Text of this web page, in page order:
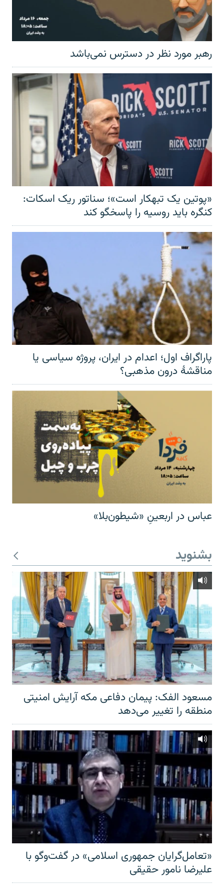
رهبر مورد نظر در دسترس نمی‌باشد
«پوتین یک تبهکار است»؛ سناتور ریک اسکات:
کنگره باید روسیه را پاسخگو کند
پاراگراف اول؛ اعدام در ایران، پروژه سیاسی یا
مناقشهٔ درون مذهبی؟
عباس در اربعینِ «شیطون‌بلا»
بشنوید
مسعود الفک: پیمان دفاعی مکه آرایش امنیتی
منطقه را تغییر می‌دهد
«تعامل‌گرایان جمهوری اسلامی» در گفت‌وگو با
علیرضا نامور حقیقی